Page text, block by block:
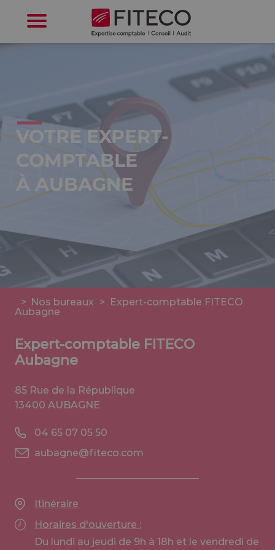
VOTRE EXPERT-
COMPTABLE
À AUBAGNE
> Nos bureaux > Expert-comptable FITECO
Aubagne
Expert-comptable FITECO
Aubagne
85 Rue de la République
13400 AUBAGNE
04 65 07 05 50
aubagne@fiteco.com
Itinéraire
Horaires d'ouverture :
Du lundi au jeudi de 9h à 18h et le vendredi de
Cookies management panel